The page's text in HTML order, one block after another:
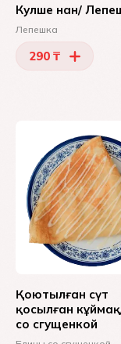
Кулше нан/
Лепешка
290 ₸
Қоютылған сүт
қосылған
со сгущенкой